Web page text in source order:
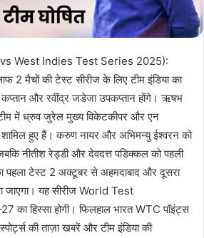
West Indies Test Series 2025):
2 मैचों की टेस्ट सीरीज के लिए टीम इंडिया का
और रवींद्र जडेजा उपकप्तान होंगे। ऋषभ
में ध्रुव जुरेल मुख्य विकेटकीपर और एन
हुए हैं। करुण नायर और अभिमन्यु ईश्वरन को
नीतीश रेड्डी और देवदत्त पडिक्कल को पहली
पहला टेस्ट 2 अक्टूबर से अहमदाबाद और दूसरा
जाएगा। यह सीरीज World Test
हिस्सा होगी। फिलहाल भारत WTC पॉइंट्स
की ताज़ा खबरें और टीम इंडिया की